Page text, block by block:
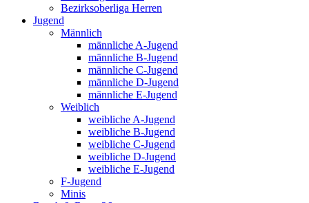
Bezirksoberliga Herren
Jugend
Männlich
männliche A-Jugend
männliche B-Jugend
männliche C-Jugend
männliche D-Jugend
männliche E-Jugend
Weiblich
weibliche A-Jugend
weibliche B-Jugend
weibliche C-Jugend
weibliche D-Jugend
weibliche E-Jugend
F-Jugend
Minis